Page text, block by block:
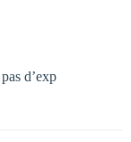
d’exp